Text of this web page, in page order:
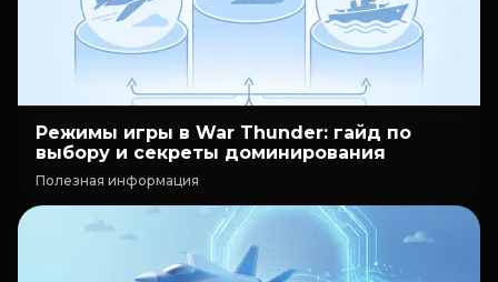
Режимы игры в War Thunder: гайд по
выбору и секреты доминирования
Полезная информация